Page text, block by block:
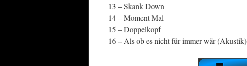
13 – Skank Down
14 – Moment Mal
15 – Doppelkopf
16 – Als ob es nicht für immer wär (Akustik)